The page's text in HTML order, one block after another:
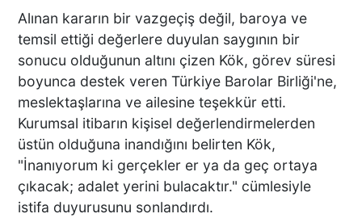
Alınan kararın bir vazgeçiş değil, baroya ve
temsil ettiği değerlere duyulan saygının bir
sonucu olduğunun altını çizen Kök, görev süresi
boyunca destek veren Türkiye Barolar Birliği'ne,
meslektaşlarına ve ailesine teşekkür etti.
Kurumsal itibarın kişisel değerlendirmelerden
üstün olduğuna inandığını belirten Kök,
"İnanıyorum ki gerçekler er ya da geç ortaya
çıkacak; adalet yerini bulacaktır." cümlesiyle
istifa duyurusunu sonlandırdı.